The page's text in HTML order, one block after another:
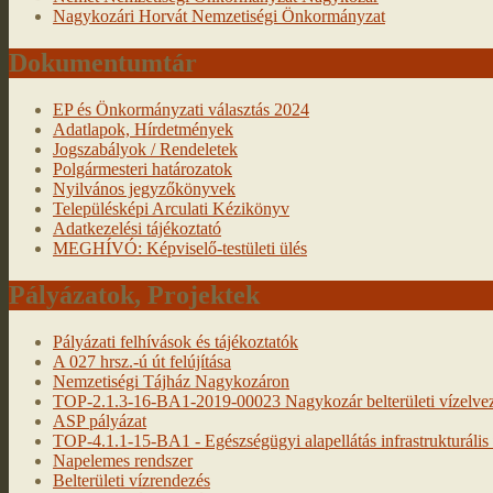
Nagykozári Horvát Nemzetiségi Önkormányzat
Dokumentumtár
EP és Önkormányzati választás 2024
Adatlapok, Hírdetmények
Jogszabályok / Rendeletek
Polgármesteri határozatok
Nyilvános jegyzőkönyvek
Településképi Arculati Kézikönyv
Adatkezelési tájékoztató
MEGHÍVÓ: Képviselő-testületi ülés
Pályázatok, Projektek
Pályázati felhívások és tájékoztatók
A 027 hrsz.-ú út felújítása
Nemzetiségi Tájház Nagykozáron
TOP-2.1.3-16-BA1-2019-00023 Nagykozár belterületi
ASP pályázat
TOP-4.1.1-15-BA1 - Egészségügyi alapellátás infrastrukturális
Napelemes rendszer
Belterületi vízrendezés